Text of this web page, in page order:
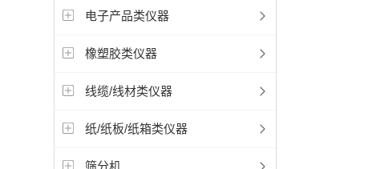
电子产品类仪器
橡塑胶类仪器
线缆/线材类仪器
纸/纸板/纸箱类仪器
筛分机